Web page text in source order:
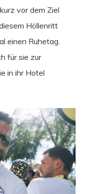
vor dem Ziel
Höllenritt
einen Ruhetag.
für sie zur
in ihr Hotel